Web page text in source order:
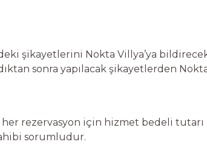
şikayetlerini Nokta Villya’ya
sonra yapılacak şikayetlerden
rezervasyon için hizmet bedeli tutarı
sorumludur.